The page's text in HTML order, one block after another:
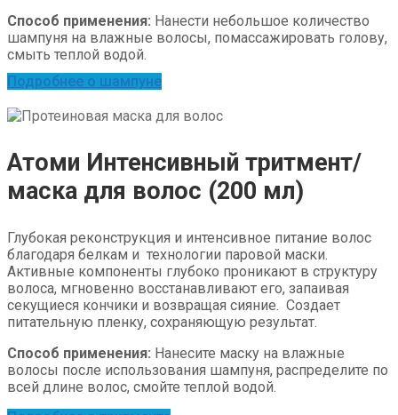
Способ применения: Нанести небольшое количество
шампуня на влажные волосы, помассажировать голову,
смыть теплой водой.
Подробнее о шампуне
Атоми Интенсивный тритмент/
маска для волос (200 мл)
Глубокая реконструкция и интенсивное питание волос
благодаря белкам и технологии паровой маски.
Активные компоненты глубоко проникают в структуру
волоса, мгновенно восстанавливают его, запаивая
секущиеся кончики и возвращая сияние. Создает
питательную пленку, сохраняющую результат.
Способ применения: Нанесите маску на влажные
волосы после использования шампуня, распределите по
всей длине волос, смойте теплой водой.